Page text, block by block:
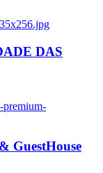
DAS
premium-
GuestHouse